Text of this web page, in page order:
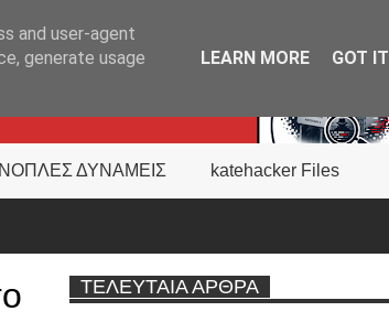
ΔΥΝΑΜΕΙΣ katehacker Files
ΤΕΛΕΥΤΑΙΑ ΑΡΘΡΑ
and user-agent
generate usage
LEARN MORE GOT IT